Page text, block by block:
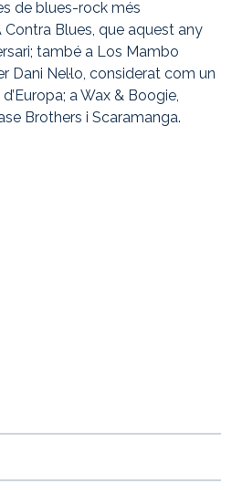
de blues-rock més
Contra Blues, que aquest any
; també a Los Mambo
r Dani Nel·lo, considerat com un
; aWax & Boogie,
Brothers i Scaramanga.